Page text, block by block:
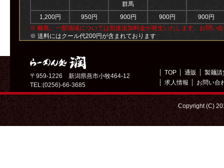
群馬
1,200円 950円 900円 900円
900円
※ 離島、一部地域については別途追加料金が発生いたします。お問い
※ 送料にはクール代200円が含まれております
〒959-1226 新潟県燕市小牧464-12
TEL:(0256)-66-3685
TOP 通販
製麺請
求人情報
お問い合
Copyright (C)